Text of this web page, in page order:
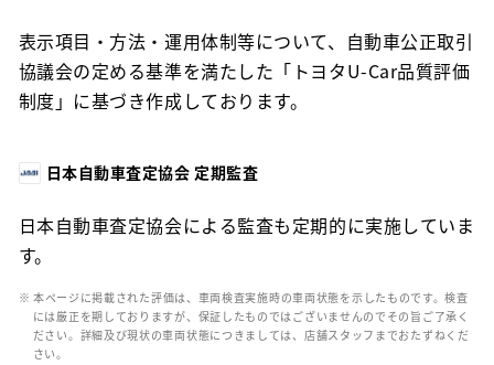
表示項目・方法・運用体制等について、自動車公正取引
協議会の定める基準を満たした「トヨタU-Car品質評価
制度」に基づき作成しております。
日本自動車査定協会 定期監査
日本自動車査定協会による監査も定期的に実施していま
す。
※ 本ページに掲載された評価は、車両検査実施時の車両状態を示したものです。検査
には厳正を期しておりますが、保証したものではございませんのでその旨ご了承く
ださい。詳細及び現状の車両状態につきましては、店舗スタッフまでおたずねくだ
さい。